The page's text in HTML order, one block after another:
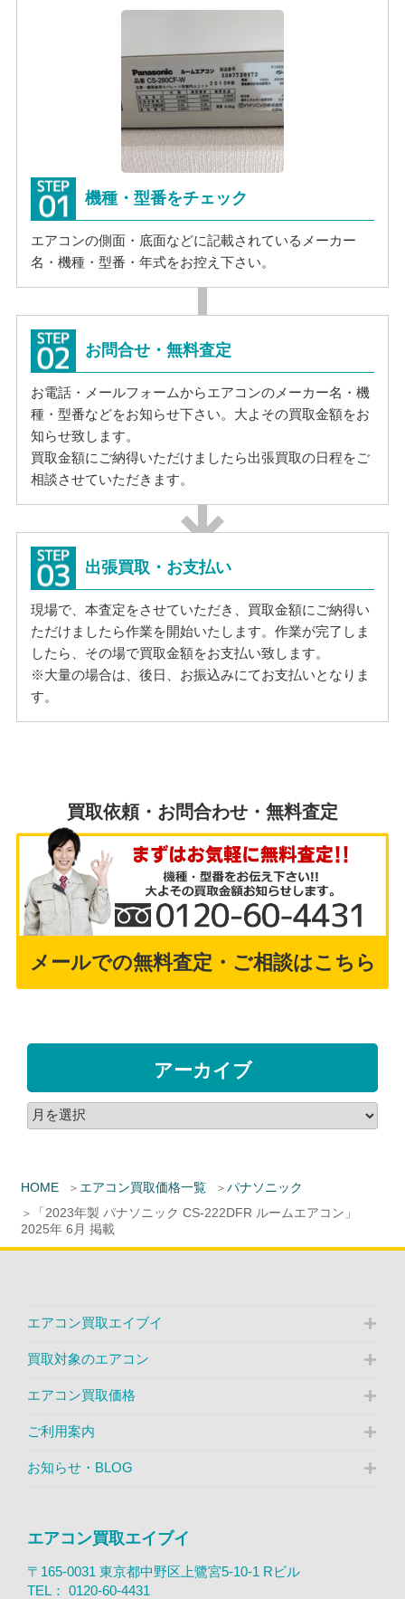
HOME エアコン買取価格一覧
パナソニック
「2023年製 パナソニック CS-222DFR ルームエアコン」
2025年 6月 掲載
機種・型番をチェック
エアコンの側面・底面などに記載されているメーカー
名・機種・型番・年式をお控え下さい。
お問合せ・無料査定
お電話・メールフォームからエアコンのメーカー名・機
種・型番などをお知らせ下さい。大よその買取金額をお
知らせ致します。
買取金額にご納得いただけましたら出張買取の日程をご
相談させていただきます。
出張買取・お支払い
現場で、本査定をさせていただき、買取金額にご納得い
ただけましたら作業を開始いたします。作業が完了しま
したら、その場で買取金額をお支払い致します。
※大量の場合は、後日、お振込みにてお支払いとなりま
す。
買取依頼・お問合わせ・無料査定
メールでの無料査定・ご相談はこちら
アーカイブ
エアコン買取エイブイ
買取対象のエアコン
エアコン買取価格
ご利用案内
お知らせ・BLOG
エアコン買取エイブイ
〒165-0031 東京都中野区上鷺宮5-10-1 Rビル
TEL： 0120-60-4431